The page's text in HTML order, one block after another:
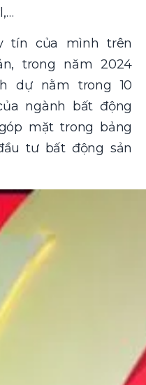
tín của mình trên
trong năm 2024
dự nằm trong 10
ngành bất động
mặt trong bảng
tư bất động sản